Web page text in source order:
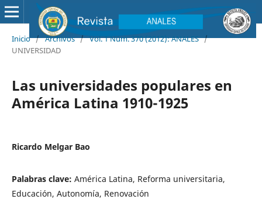
Inicio / Archivos / Vol. 1 Núm. 370 (2012): ANALES /
UNIVERSIDAD
Las universidades populares en
América Latina 1910-1925
Ricardo Melgar Bao
Palabras clave: América Latina, Reforma universitaria,
Educación, Autonomía, Renovación